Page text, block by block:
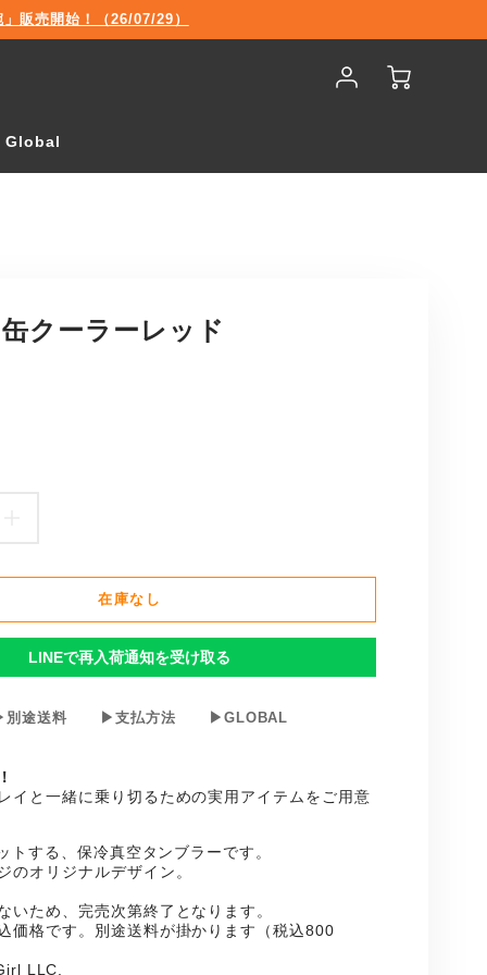
販売開始！（26/07/29）
Global
Login
クーラーレッド
立
レ
イ
ク
ー
レ
ッ
在庫なし
LINEで再入荷通知を受け取る
別途送料 ▶支払方法 ▶GLOBAL
イと一緒に乗り切るための実用アイテムをご用意
トする、保冷真空タンブラーです。
のオリジナルデザイン。
いため、完売次第終了となります。
価格です。別途送料が掛かります（税込800
LLC.